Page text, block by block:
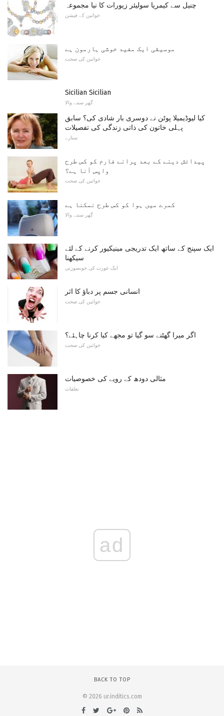
چنیل سے کیمریا سولیئر زیورات کا نیا مجموعہ
خواتین کے فیشن
موسیقی ایک مفید خوشی ہارمون ہے
خواتین کی صحت
Sicilian Sicilian
گھر سننے والا
کیا لیوڈیمیلا پوٹن نے دوسری بار شادی کی؟ سابق
پہلی خاتون کی ذاتی زندگی کی تفصیلات
ستارے
پیدائش دینے کے بعد پرانے فارم کو کس طرح
واپس آنا ہے؟
خواتین کی صحت
کمرے میں ہوا کو کس طرح نمکنا ہے
گھر سننے والا
ایک سپنج کے ساتھ ایک تدریجی مینیکیور کرنے کے لئے
سیکھنا
ایک عورت کی خوبصورتی
انسانی جسم پر دباؤ کا اثر
خواتین کی صحت
اگر میرا گھٹنے سو گیا تو مجھے کیا کرنا چاہئے؟
خواتین کی صحت
مثالی دودھ کے رویے کی خصوصیات
تعلقات
ad
BACK TO TOP
© 2026 ur.inditics.com